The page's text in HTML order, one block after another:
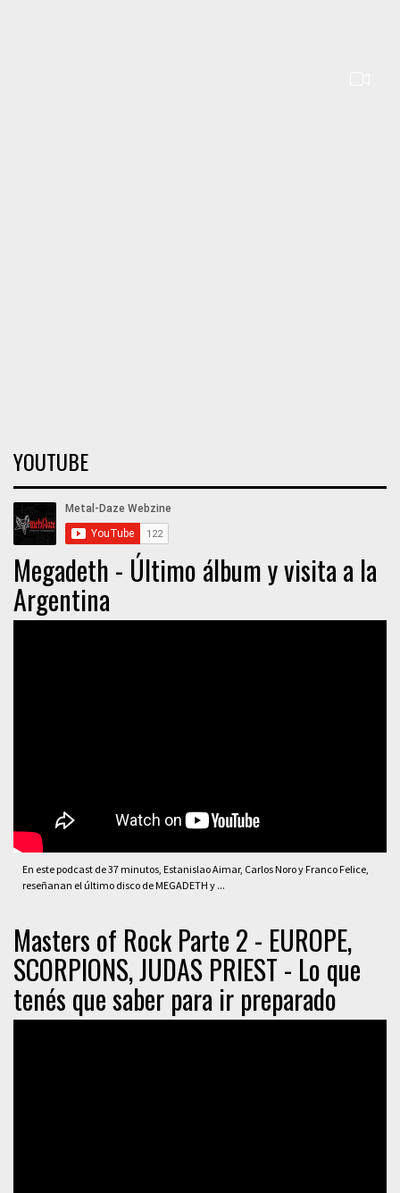
YOUTUBE
Megadeth - Último álbum y visita a la
Argentina
En este podcast de 37 minutos, Estanislao Aimar, Carlos Noro y Franco Felice,
reseñanan el último disco de MEGADETH y ...
Masters of Rock Parte 2 - EUROPE,
SCORPIONS, JUDAS PRIEST - Lo que
tenés que saber para ir preparado